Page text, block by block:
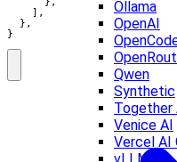
Ollama
OpenAI
Qwen
Synthetic
Together
Venice AI
Vercel AI
      },
    ],
  },
}